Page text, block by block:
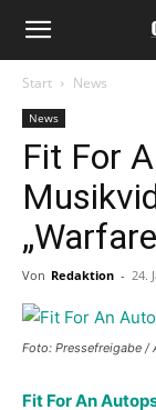
Start News
News
Fit For
Von Redaktion - 24.
Foto: Pressefreigabe /
Fit For An